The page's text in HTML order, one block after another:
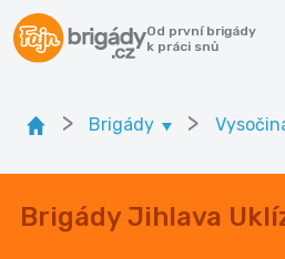
Od první brigády
k práci snů
> Brigády >
Brigády Jihlava